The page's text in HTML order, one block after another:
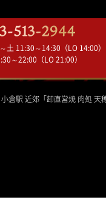
土 11:30～14:30（LO 14:00）
～22:00（LO 21:00）
小倉駅 近郊「卸直営焼 肉処 天